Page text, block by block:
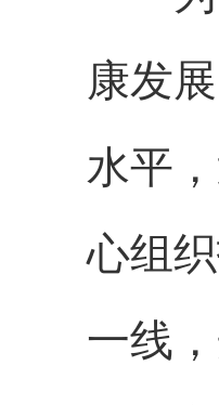
康发
水平
心组
一线